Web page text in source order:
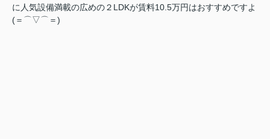
に人気設備満載の広めの２LDKが賃料10.5万円はおすすめですよ
(＝⌒▽⌒＝)